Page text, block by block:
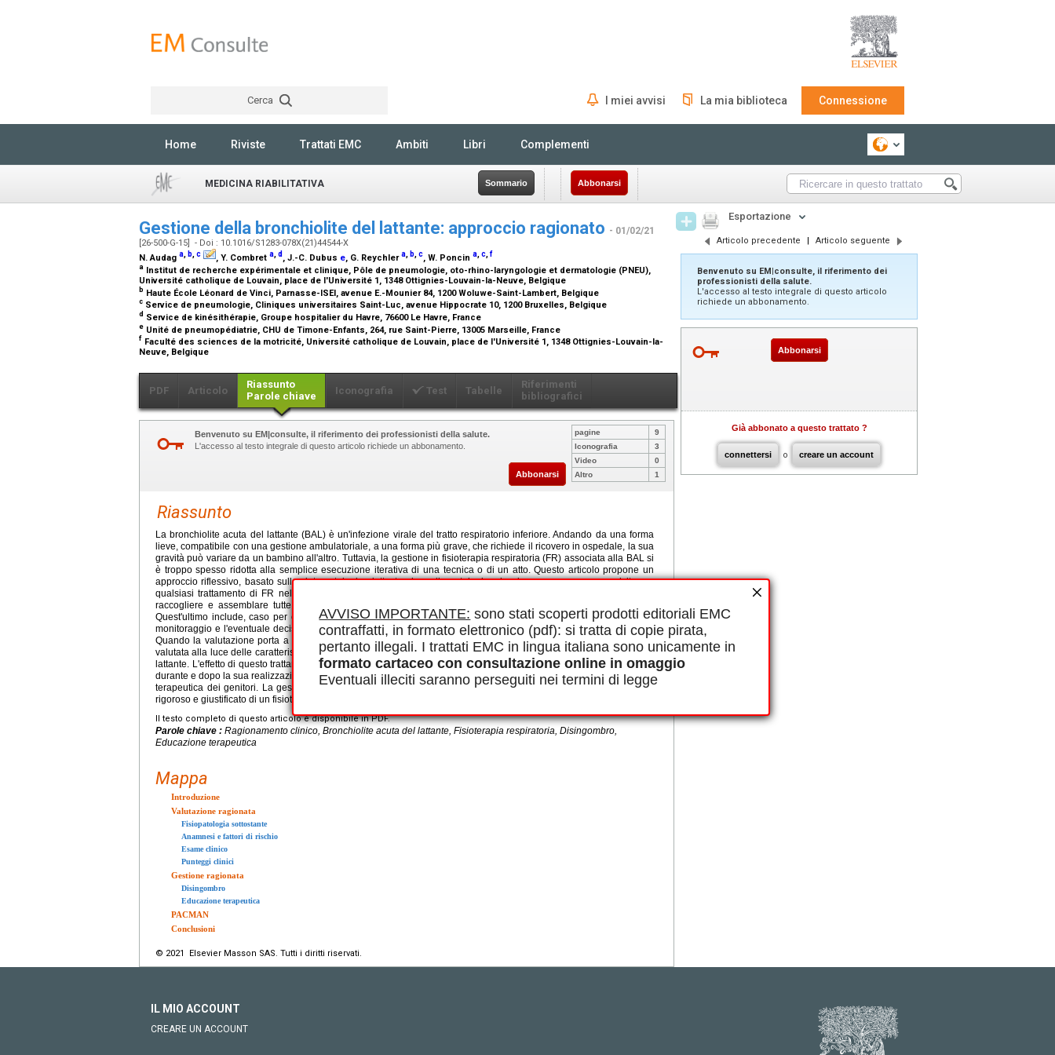
AVVISO IMPORTANTE: sono stati scoperti prodotti editoriali EMC
contraffatti, in formato elettronico (pdf): si tratta di copie pirata,
pertanto illegali. I trattati EMC in lingua italiana sono unicamente in
formato cartaceo con consultazione online in omaggio
Eventuali illeciti saranno perseguiti nei termini di legge
Cerca I miei avvisi La mia biblioteca Connessione
Home Riviste Trattati EMC Ambiti Libri Complementi
MEDICINA RIABILITATIVA Sommario Abbonarsi
Gestione della bronchiolite del lattante: approccio ragionato - 01/02/21
[26-500-G-15] - Doi : 10.1016/S1283-078X(21)44544-X
N. Audag a, b,c , Y. Combret a,d , J.-C. Dubus e, G. Reychlera, b,c, W. Poncin a,c,f
a Institut de recherche expérimentale et clinique, Pôle de pneumologie, oto-rhino-laryngologie et dermatologie (PNEU),
Université catholique de Louvain, place de l'Université 1, 1348 Ottignies-Louvain-la-Neuve, Belgique
b Haute École Léonard de Vinci, Parnasse-ISEI, avenue E.-Mounier 84, 1200 Woluwe-Saint-Lambert, Belgique
c Service de pneumologie, Cliniques universitaires Saint-Luc, avenue Hippocrate 10, 1200 Bruxelles, Belgique
d Service de kinésithérapie, Groupe hospitalier du Havre, 76600 Le Havre, France
e Unité de pneumopédiatrie, CHU de Timone-Enfants, 264, rue Saint-Pierre, 13005 Marseille, France
f Faculté des sciences de la motricité, Université catholique de Louvain, place de l'Université 1, 1348 Ottignies-Louvain-la-
Neuve, Belgique
PDF Articolo
Riassunto
Parole chiave
Iconografia Test Tabelle
Riferimenti
bibliografici
Benvenuto su EM|consulte, il riferimento dei professionisti della salute.
L'accesso al testo integrale di questo articolo richiede un abbonamento.
Abbonarsi
pagine
9
Iconografia
3
Video
0
Altro
1
Riassunto
La bronchiolite acuta del lattante (BAL) è un'infezione virale del tratto respiratorio inferiore. Andando da una forma
lieve, compatibile con una gestione ambulatoriale, a una forma più grave, che richiede il ricovero in ospedale, la sua
gravità può variare da un bambino all'altro. Tuttavia, la gestione in fisioterapia respiratoria (FR) associata alla BAL si
è troppo spesso ridotta alla semplice esecuzione iterativa di una tecnica o di un atto. Questo articolo propone un
approccio riflessivo, basato sulla sintomatologia piuttosto che sulla patologia, che deve essere un prerequisito per
qualsiasi trattamento di FR nella BAL. Qualsiasi cura dovrebbe, infatti, iniziare con una valutazione rigorosa per
raccogliere e assemblare tutte le informazioni pertinenti che modulano il contenuto dell'intervento fisioterapico.
Quest'ultimo include, caso per caso, il disingombro nasale e/o bronchiale, l'educazione terapeutica, la nozione di
monitoraggio e l'eventuale decisione di non applicare alcuna tecnica reindirizzando il bambino al Pronto Soccorso.
Quando la valutazione porta a una gestione, qualsiasi tecnica o manovra utilizzata deve essere scelta, adattata e
valutata alla luce delle caratteristiche anatomiche e fisiopatologiche legate all'immaturità del sistema respiratorio del
lattante. L'effetto di questo trattamento deve, quindi, essere costantemente rivalutato ed eventualmente riconsiderato
durante e dopo la sua realizzazione. Si noti che questo è anche un momento privilegiato di scambio per l'educazione
terapeutica dei genitori. La gestione in FR della BAL non può, quindi, essere improvvisata. Si basa sull'approccio
rigoroso e giustificato di un fisioterapista esperto e preparato.
Il testo completo di questo articolo è disponibile in PDF.
Parole chiave : Ragionamento clinico, Bronchiolite acuta del lattante, Fisioterapia respiratoria, Disingombro,
Educazione terapeutica
Mappa
Introduzione
Valutazione ragionata
Fisiopatologia sottostante
Anamnesi e fattori di rischio
Esame clinico
Punteggi clinici
Gestione ragionata
Disingombro
Educazione terapeutica
PACMAN
Conclusioni
© 2021 Elsevier Masson SAS. Tutti i diritti riservati.
Esportazione
Articolo precedente | Articolo seguente
Benvenuto su EM|consulte, il riferimento dei
professionisti della salute.
L'accesso al testo integrale di questo articolo
richiede un abbonamento.
Abbonarsi
Già abbonato a questo trattato ?
connettersi o creare un account
IL MIO ACCOUNT
CREARE UN ACCOUNT